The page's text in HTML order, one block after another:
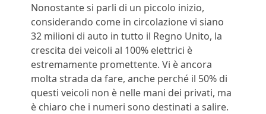
Nonostante si parli di un piccolo inizio,
considerando come in circolazione vi siano
32 milioni di auto in tutto il Regno Unito, la
crescita dei veicoli al 100% elettrici è
estremamente promettente. Vi è ancora
molta strada da fare, anche perché il 50% di
questi veicoli non è nelle mani dei privati, ma
è chiaro che i numeri sono destinati a salire.